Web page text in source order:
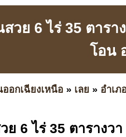
วย 6 ไร่ 35 ตาร
โอน
อกเฉียงเหนือ » เลย » อำเภ
6 ไร่ 35 ตารางว